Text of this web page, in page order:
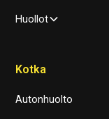
Huollot
Kotka
Autonhuolto